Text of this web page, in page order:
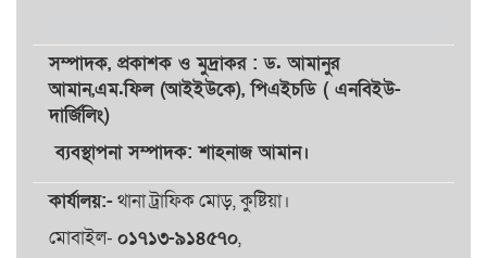
সম্পাদক, প্রকাশকওমুদ্রাকর: ড. আমানুর
আমান,এম.ফিল (আইইউকে), পিএইচডি ( এনবিইউ-
দার্জিলিং)
ব্যবস্থাপনা সম্পাদক: শাহনাজ আমান।
কার্যালয়:-থানা ট্রাফিক মোড়, কুষ্টিয়া।
মোবাইল- ০১৭১৩-৯১৪৫৭০,